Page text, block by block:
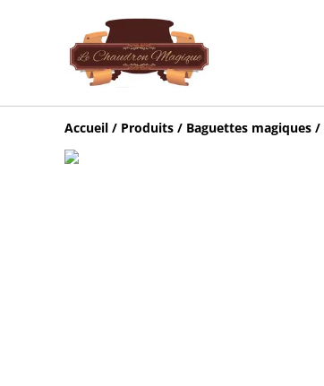
Accueil / Produits / Baguettes magiques /